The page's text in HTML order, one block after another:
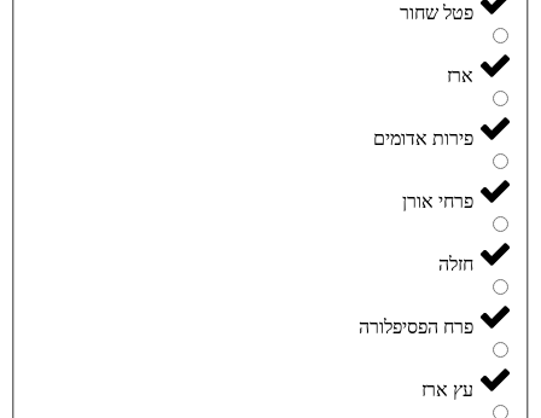
פטל שחור
ארז
פירות אדומים
פרחי אורן
חזלה
פרח הפסיפלורה
עץ ארז